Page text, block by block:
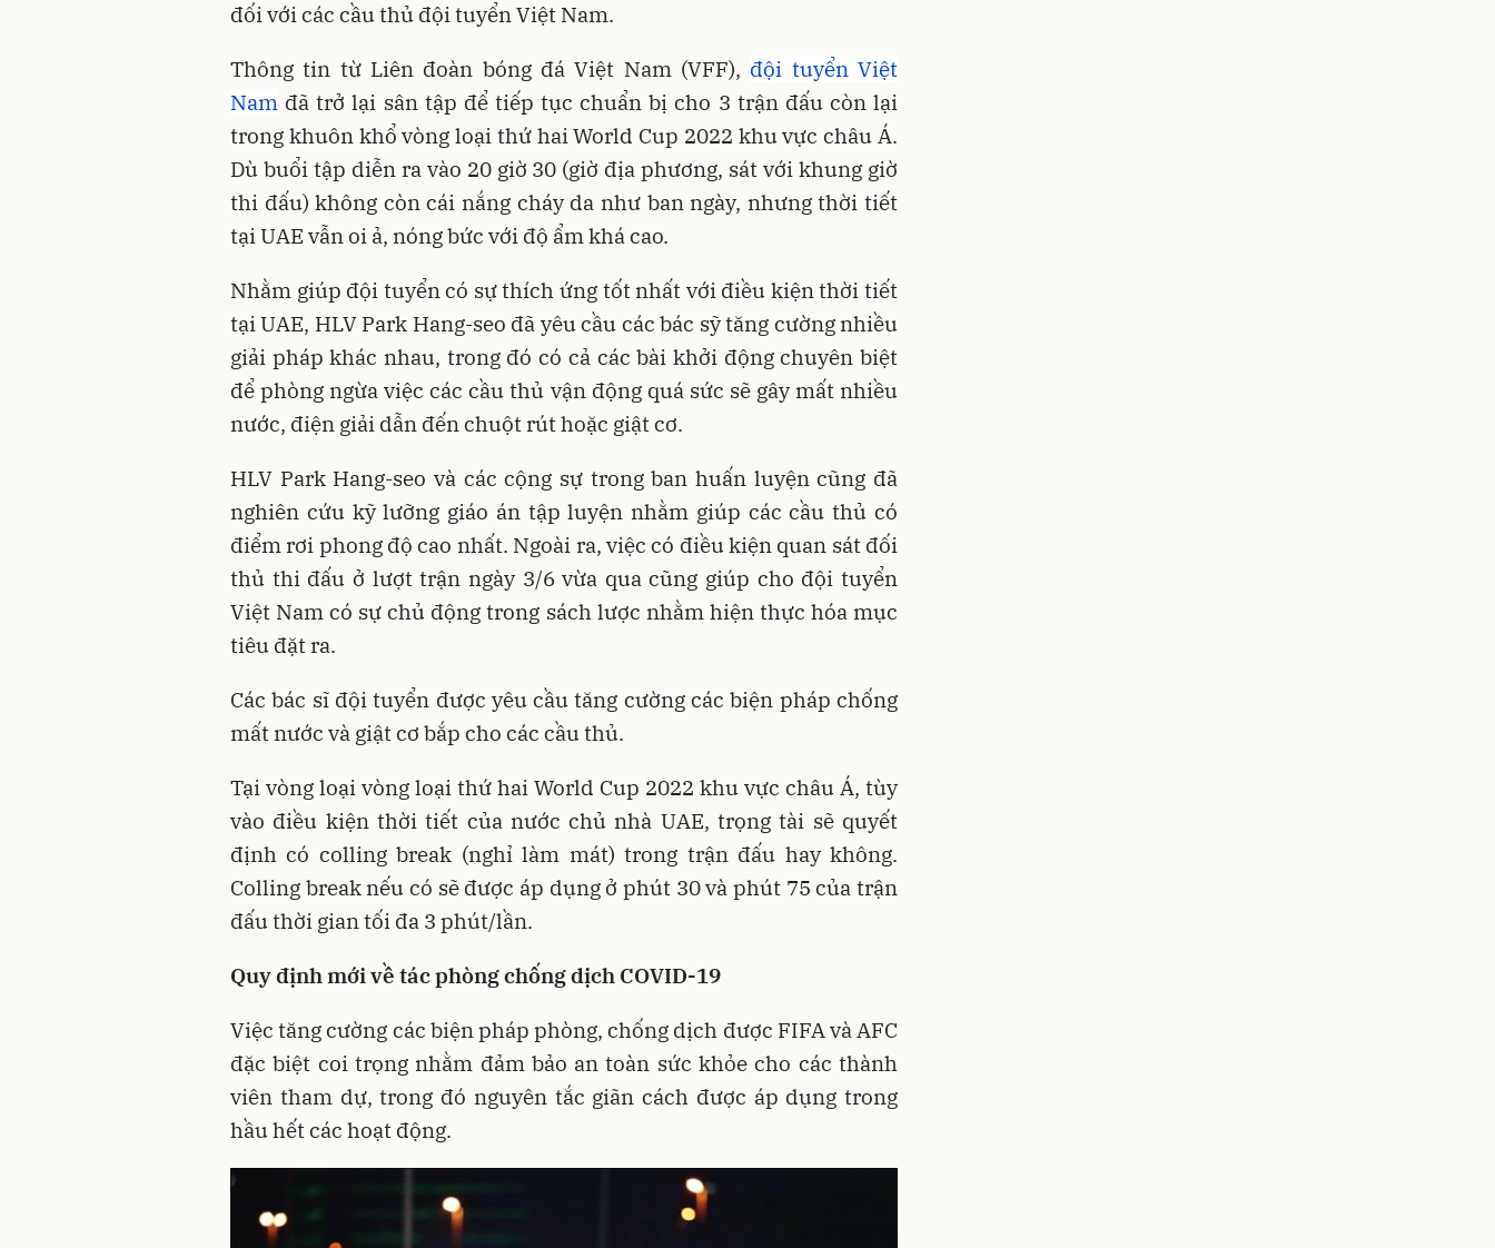
đối với các cầu thủ đội tuyển Việt Nam.
Thông tin từ Liên đoàn bóng đá Việt Nam (VFF), đội tuyển Việt
Nam đã trở lại sân tập để tiếp tục chuẩn bị cho 3 trận đấu còn lại
trong khuôn khổ vòng loại thứ hai World Cup 2022 khu vực châu Á.
Dù buổi tập diễn ra vào 20 giờ 30 (giờ địa phương, sát với khung giờ
thi đấu) không còn cái nắng cháy da như ban ngày, nhưng thời tiết
tại UAE vẫn oi ả, nóng bức với độ ẩm khá cao.
Nhằm giúp đội tuyển có sự thích ứng tốt nhất với điều kiện thời tiết
tại UAE, HLV Park Hang-seo đã yêu cầu các bác sỹ tăng cường nhiều
giải pháp khác nhau, trong đó có cả các bài khởi động chuyên biệt
để phòng ngừa việc các cầu thủ vận động quá sức sẽ gây mất nhiều
nước, điện giải dẫn đến chuột rút hoặc giật cơ.
HLV Park Hang-seo và các cộng sự trong ban huấn luyện cũng đã
nghiên cứu kỹ lưỡng giáo án tập luyện nhằm giúp các cầu thủ có
điểm rơi phong độ cao nhất. Ngoài ra, việc có điều kiện quan sát đối
thủ thi đấu ở lượt trận ngày 3/6 vừa qua cũng giúp cho đội tuyển
Việt Nam có sự chủ động trong sách lược nhằm hiện thực hóa mục
tiêu đặt ra.
Các bác sĩ đội tuyển được yêu cầu tăng cường các biện pháp chống
mất nước và giật cơ bắp cho các cầu thủ.
Tại vòng loại vòng loại thứ hai World Cup 2022 khu vực châu Á, tùy
vào điều kiện thời tiết của nước chủ nhà UAE, trọng tài sẽ quyết
định có colling break (nghỉ làm mát) trong trận đấu hay không.
Colling break nếu có sẽ được áp dụng ở phút 30 và phút 75 của trận
đấu thời gian tối đa 3 phút/lần.
Quy định mới về tác phòng chống dịch COVID-19
Việc tăng cường các biện pháp phòng, chống dịch được FIFA và AFC
đặc biệt coi trọng nhằm đảm bảo an toàn sức khỏe cho các thành
viên tham dự, trong đó nguyên tắc giãn cách được áp dụng trong
hầu hết các hoạt động.